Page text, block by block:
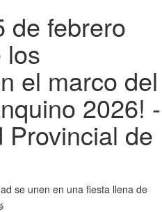
de febrero
los
el marco del
2026! -
Provincial de
se unen en una fiesta llena de